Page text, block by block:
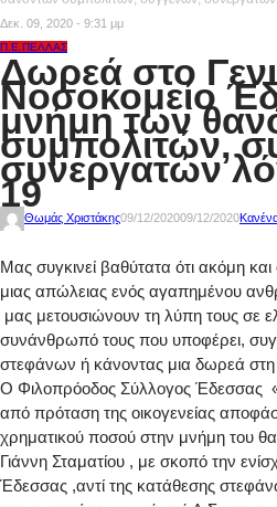
Δεκ. 09, 2020 - 9:31 μμ
Π.Ε.ΠΈΛΛΑΣ
Δωρεά στο
Νοσοκομείο
μνήμη των
συμπολιτών,
συνεργατών
19
Θωμάς Χριστάκης09/12/202009/12/2020
Μας συγκινεί βαθύτατα ότι ακόμη και
μιας απώλειας ενός αγαπημένου
μας μετουσιώνουν τη λύπη τους σε
συνάνθρωπό τους που υποφέρει,
στεφάνων ή κάνοντας μια δωρεά στη
Ο Φιλοπρόοδος Σύλλογος Έδεσσας
από πρόταση της οικογενείας
χρηματικού ποσού στην μνήμη του
Γιάννη Σταματίου , με σκοπό την
Έδεσσας ,αντί της κατάθεσης